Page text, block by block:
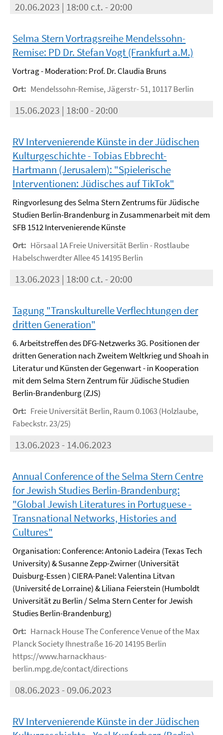
20.06.2023 | 18:00 c.t. - 20:00
Selma Stern Vortragsreihe Mendelssohn-
Remise: PD Dr. Stefan Vogt (Frankfurt a.M.)
Vortrag - Moderation: Prof. Dr. Claudia Bruns
Ort: Mendelssohn-Remise, Jägerstr- 51, 10117 Berlin
15.06.2023 | 18:00 - 20:00
RV Intervenierende Künste in der Jüdischen
Kulturgeschichte - Tobias Ebbrecht-
Hartmann (Jerusalem): "Spielerische
Interventionen: Jüdisches auf TikTok"
Ringvorlesung des Selma Stern Zentrums für Jüdische
Studien Berlin-Brandenburg in Zusammenarbeit mit dem
SFB 1512 Intervenierende Künste
Ort: Hörsaal 1A Freie Universität Berlin - Rostlaube
Habelschwerdter Allee 45 14195 Berlin
13.06.2023 | 18:00 c.t. - 20:00
Tagung "Transkulturelle Verflechtungen der
dritten Generation"
6. Arbeitstreffen des DFG-Netzwerks 3G. Positionen der
dritten Generation nach Zweitem Weltkrieg und Shoah in
Literatur und Künsten der Gegenwart - in Kooperation
mit dem Selma Stern Zentrum für Jüdische Studien
Berlin-Brandenburg (ZJS)
Ort: Freie Universität Berlin, Raum 0.1063 (Holzlaube,
Fabeckstr. 23/25)
13.06.2023 - 14.06.2023
Annual Conference of the Selma Stern Centre
for Jewish Studies Berlin-Brandenburg:
"Global Jewish Literatures in Portuguese -
Transnational Networks, Histories and
Cultures"
Organisation: Conference: Antonio Ladeira (Texas Tech
University) & Susanne Zepp-Zwirner (Universität
Duisburg-Essen ) CIERA-Panel: Valentina Litvan
(Université de Lorraine) & Liliana Feierstein (Humboldt
Universität zu Berlin / Selma Stern Center for Jewish
Studies Berlin-Brandenburg)
Ort: Harnack House The Conference Venue of the Max
Planck Society Ihnestraße 16-20 14195 Berlin
https://www.harnackhaus-
berlin.mpg.de/contact/directions
08.06.2023 - 09.06.2023
RV Intervenierende Künste in der Jüdischen